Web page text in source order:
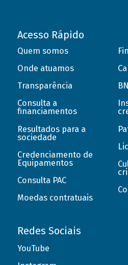
Acesso Rápido
Quem somos
Onde atuamos
Transparência
Consulta a
financiamentos
Resultados para a
sociedade
Credenciamento de
Equipamentos
Consulta PAC
Moedas contratuais
Redes Sociais
YouTube